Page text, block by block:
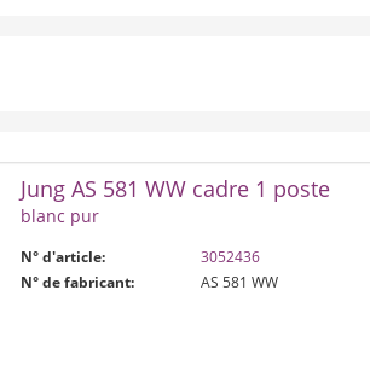
Jung AS 581 WW cadre 1 poste
blanc pur
N° d'article:
3052436
N° de fabricant:
AS 581 WW